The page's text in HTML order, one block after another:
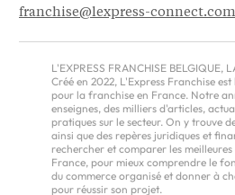
franchise@lexpress-connect.com
L'EXPRESS FRANCHISE BELGIQUE,
Créé en 2022, L'Express Franchise
pour la franchise en France. Notre
enseignes, des milliers d'articles,
pratiques sur le secteur. On y trouve
ainsi que des repères juridiques et
rechercher et comparer les
France, pour mieux comprendre le
du commerce organisé et donner à
pour réussir son projet.